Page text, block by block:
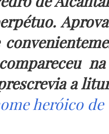
a
heróico